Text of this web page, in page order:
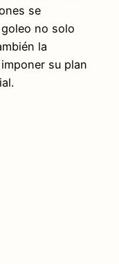
se
no solo
la
su plan